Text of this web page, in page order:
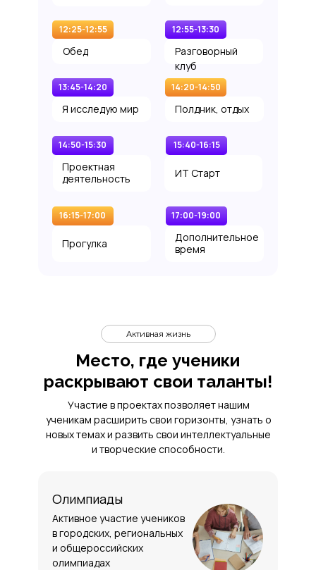
12:25-12:55
Обед
12:55-13:30
Разговорный
клуб
13:45-14:20
Я исследую мир
14:20-14:50
Полдник, отдых
14:50-15:30
Проектная
деятельность
15:40-16:15
ИТ Старт
16:15-17:00
Прогулка
17:00-19:00
Дополнительное
время
Место, где ученики
раскрывают свои таланты!
Активная жизнь
Участие в проектах позволяет нашим
ученикам расширить свои горизонты, узнать о
новых темах и развить свои интеллектуальные
и творческие способности.
Олимпиады
Активное участие учеников
в городских, региональных
и общероссийских
олимпиадах